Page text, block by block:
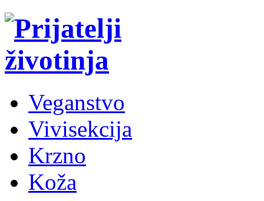
Veganstvo
Vivisekcija
Krzno
Koža